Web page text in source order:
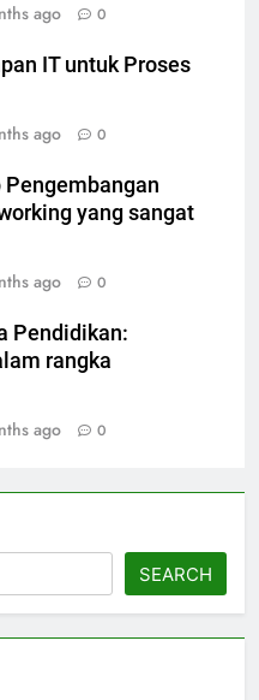
ago 0
IT untuk Proses
ago 0
yang sangat
ago 0
Pendidikan:
rangka
ago 0
SEARCH